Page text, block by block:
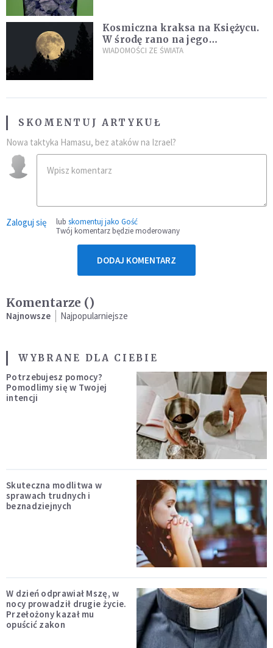
Kosmiczna kraksa na Księżycu.
W środę rano na jego
powierzchni dojdzie do
WIADOMOŚCI ZE ŚWIATA
SKOMENTUJ ARTYKUŁ
Nowa taktyka Hamasu, bez ataków na Izrael?
Zaloguj się lub skomentuj jako Gość
Twój komentarz będzie moderowany
DODAJ KOMENTARZ
Komentarze ()
Najnowsze Najpopularniejsze
WYBRANE DLA CIEBIE
Potrzebujesz pomocy?
Pomodlimy się w Twojej
intencji
Skuteczna modlitwa w
sprawach trudnych i
beznadziejnych
W dzień odprawiał Mszę, w
nocy prowadził drugie życie.
Przełożony kazał mu
opuścić zakon